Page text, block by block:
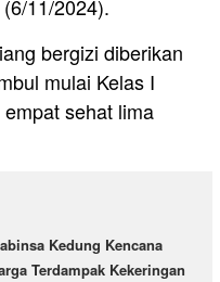
11/2024).
bergizi diberikan
mulai Kelas I
sehat lima
Kedung Kencana
Terdampak Kekeringan